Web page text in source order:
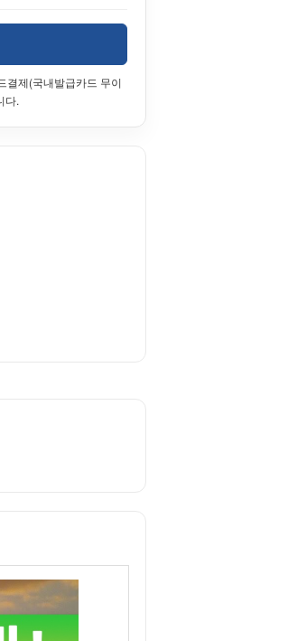
결제(국내발급카드 무이
다.